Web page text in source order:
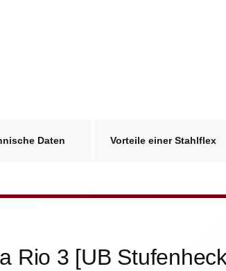
Daten Vorteile einer Stahlflex
Rio 3 [UB